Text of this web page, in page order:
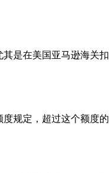
是在美国亚马逊海关
规定，超过这个额度